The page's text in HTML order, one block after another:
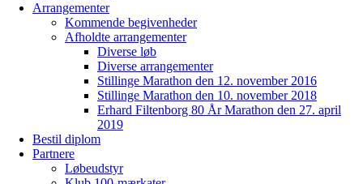
Arrangementer
Kommende begivenheder
Afholdte arrangementer
Diverse løb
Diverse arrangementer
Stillinge Marathon den 12. november 2016
Stillinge Marathon den 10. november 2018
Erhard Filtenborg 80 År Marathon den 27. april
2019
Bestil diplom
Partnere
Løbeudstyr